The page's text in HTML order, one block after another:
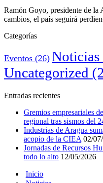
Ramón Goyo, presidente de
cambios, el país seguirá
Categorías
Eventos (26) Noticias
Uncategorized
Entradas recientes
Gremios empresariales
regional tras sismos del
Industrias de Aragua
acopio de la CIEA 02/
Jornadas de Recursos
todo lo alto 12/05/2026
Inicio